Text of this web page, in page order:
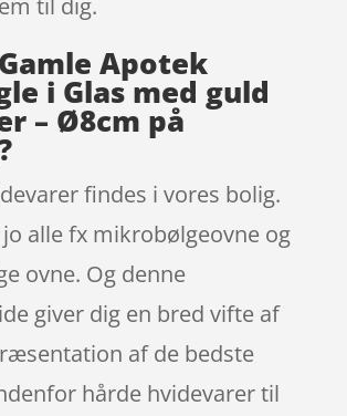
Apotek
i Glas med guld
– Ø8cm på
findes i vores bolig.
alle fx mikrobølgeovne og
ovne. Og denne
giver dig en bred vifte af
af de bedste
hårde hvidevarer til